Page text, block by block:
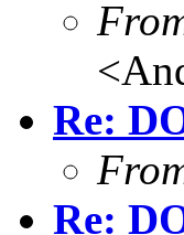
Re:
Re: